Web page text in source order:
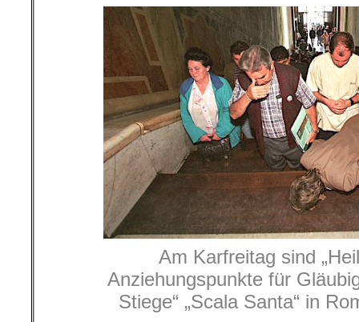
Am Karfreitag sind
Anziehungspunkte für
Stiege“ „Scala Santa“ in